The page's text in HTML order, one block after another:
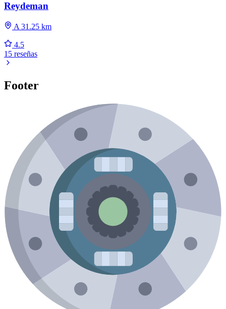
Reydeman
A 31.25 km
4.5
15 reseñas
Footer